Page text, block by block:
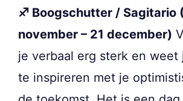
♐ Boogschutter / Sagitario
november – 21 december)
je verbaal erg sterk en weet
te inspireren met je